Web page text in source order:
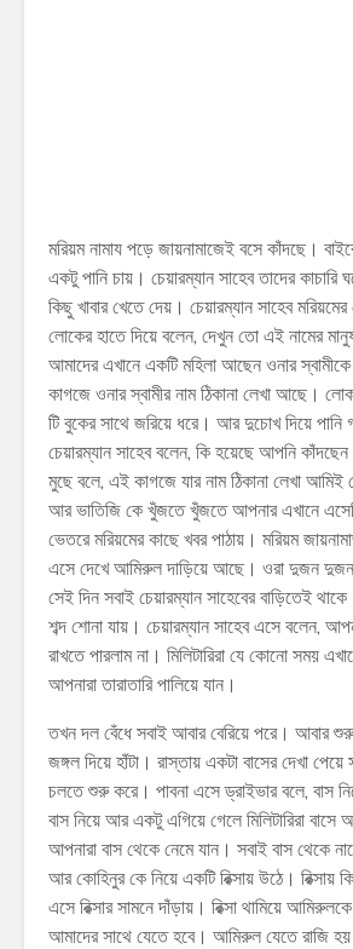
মরিয়ম নামায পড়ে জায়নামাজেই বসে কাঁদছে।
একটু পানি চায়। চেয়ারম্যান সাহেব তাদের কাচারি
কিছু খাবার খেতে দেয়। চেয়ারম্যান সাহেব
লোকের হাতে দিয়ে বলেন, দেখুন তো এই নামের
আমাদের এখানে একটি মহিলা আছেন ওনার স্বামীকে
কাগজে ওনার স্বামীর নাম ঠিকানা লেখা আছে।
টি বুকের সাথে জরিয়ে ধরে। আর দুচোখ দিয়ে
চেয়ারম্যান সাহেব বলেন, কি হয়েছে আপনি
মুছে বলে, এই কাগজে যার নাম ঠিকানা লেখা আমিই
আর ভাতিজি কে খুঁজতে খুঁজতে আপনার এখানে
ভেতরে মরিয়মের কাছে খবর পাঠায়। মরিয়ম
এসে দেখে আমিরুল দাড়িয়ে আছে। ওরা দুজন
সেই দিন সবাই চেয়ারম্যান সাহেবের বাড়িতেই
শব্দ শোনা যায়। চেয়ারম্যান সাহেব এসে বলেন,
রাখতে পারলাম না। মিলিটারিরা যে কোনো সময়
আপনারা তারাতারি পালিয়ে যান।
তখন দল বেঁধে সবাই আবার বেরিয়ে পরে। আবার
জঙ্গল দিয়ে হাঁটা। রাস্তায় একটা বাসের দেখা
চলতে শুরু করে। পাবনা এসে ড্রাইভার বলে, বাস
বাস নিয়ে আর একটু এগিয়ে গেলে মিলিটারিরা বাসে
আপনারা বাস থেকে নেমে যান। সবাই বাস থেকে
আর কোহিনুর কে নিয়ে একটি রিক্সায় উঠে।
এসে রিক্সার সামনে দাঁড়ায়। রিক্সা থামিয়ে
আমাদের সাথে যেতে হবে। আমিরুল যেতে রাজি